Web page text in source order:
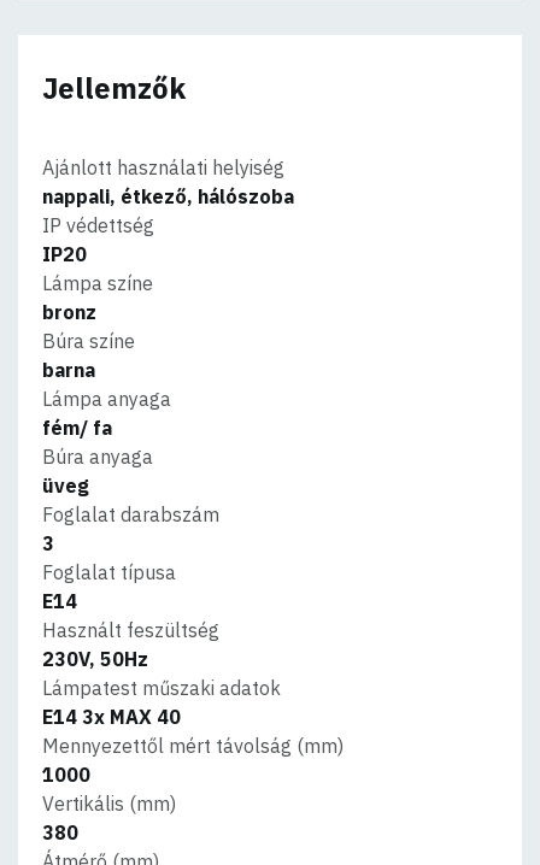
Jellemzők
Ajánlott használati helyiség
nappali, étkező, hálószoba
IP védettség
IP20
Lámpa színe
bronz
Búra színe
barna
Lámpa anyaga
fém/ fa
Búra anyaga
üveg
Foglalat darabszám
3
Foglalat típusa
E14
Használt feszültség
230V, 50Hz
Lámpatest műszaki adatok
E14 3x MAX 40
Mennyezettől mért távolság (mm)
1000
Vertikális (mm)
380